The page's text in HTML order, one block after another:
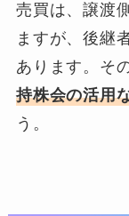
売買は、譲渡
ますが、後継
あります。そ
持株会の活用
う。